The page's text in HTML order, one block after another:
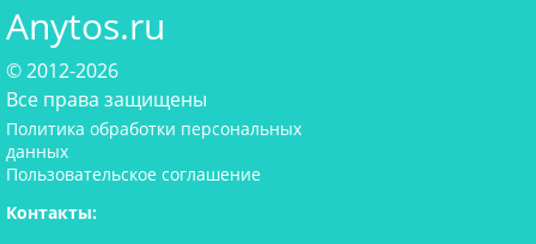
Anytos.ru
© 2012-2026
Все права защищены
Политика обработки персональных
данных
Пользовательское соглашение
Контакты: